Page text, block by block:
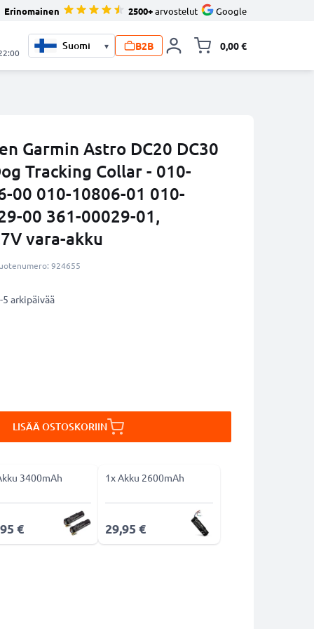
Erinomainen 2500+arvostelut Google
▾ B2B 0,00 €
Garmin Astro DC20 DC30
Tracking Collar - 010-
00 010-10806-01 010-
00 361-00029-01,
vara-akku
924655
arkipäivää
LISÄÄ OSTOSKORIIN
3400mAh
€
1x Akku 2600mAh
29,95 €